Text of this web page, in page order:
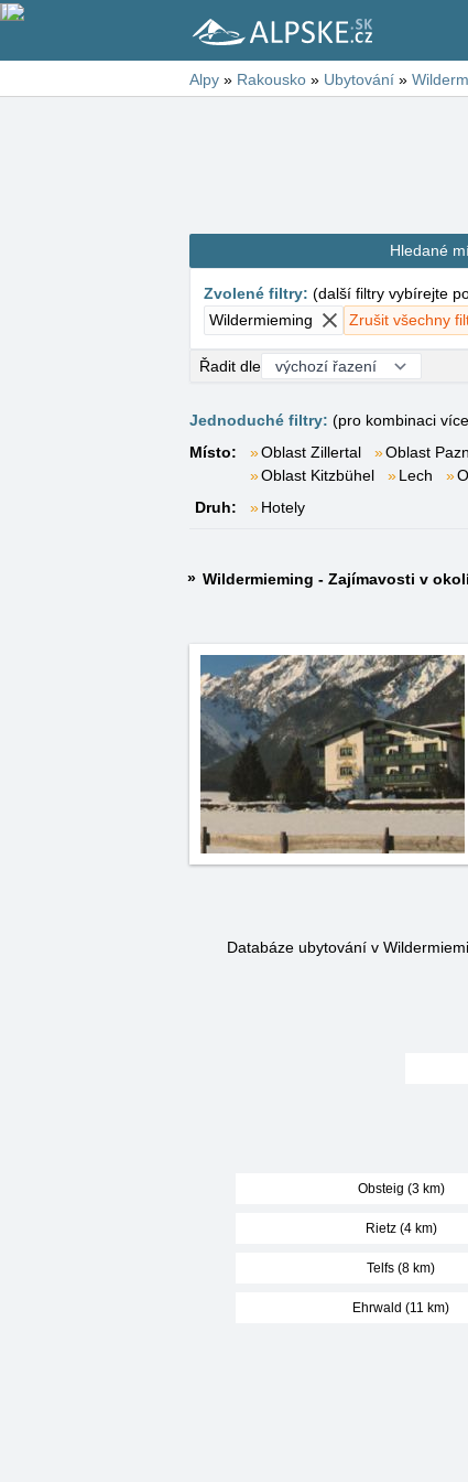
Alpy » Rakousko » Ubytování »
Hledané
Zvolené filtry: (další filtry vybírejte
Wildermieming
Zrušit všechny
Řadit dle
Jednoduché filtry: (pro kombinaci
Místo:
Oblast Zillertal Oblast
Oblast Kitzbühel
Lech
Druh:
Hotely
Wildermieming - Zajímavosti v
Databáze ubytování v
Obsteig (3 km)
Rietz (4 km)
Telfs (8 km)
Ehrwald (11 km)